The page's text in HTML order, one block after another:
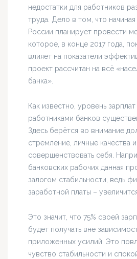
недостатки для работников
труда. Дело в том, что начиная
России планирует провести
которое, в конце 2017 года,
влияет на показатели
проект рассчитан на всё
банка».
Как известно, уровень
работниками банков
Здесь берётся во внимание
стремление, личные качества
совершенствовать себя.
банковских рабочих данная
залогом стабильности, ведь
заработной платы –
Это значит, что 75% своей
будет получать вне
приложенных усилий. Это
чувство стабильности и